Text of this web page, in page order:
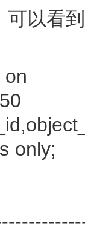
可以看
only;